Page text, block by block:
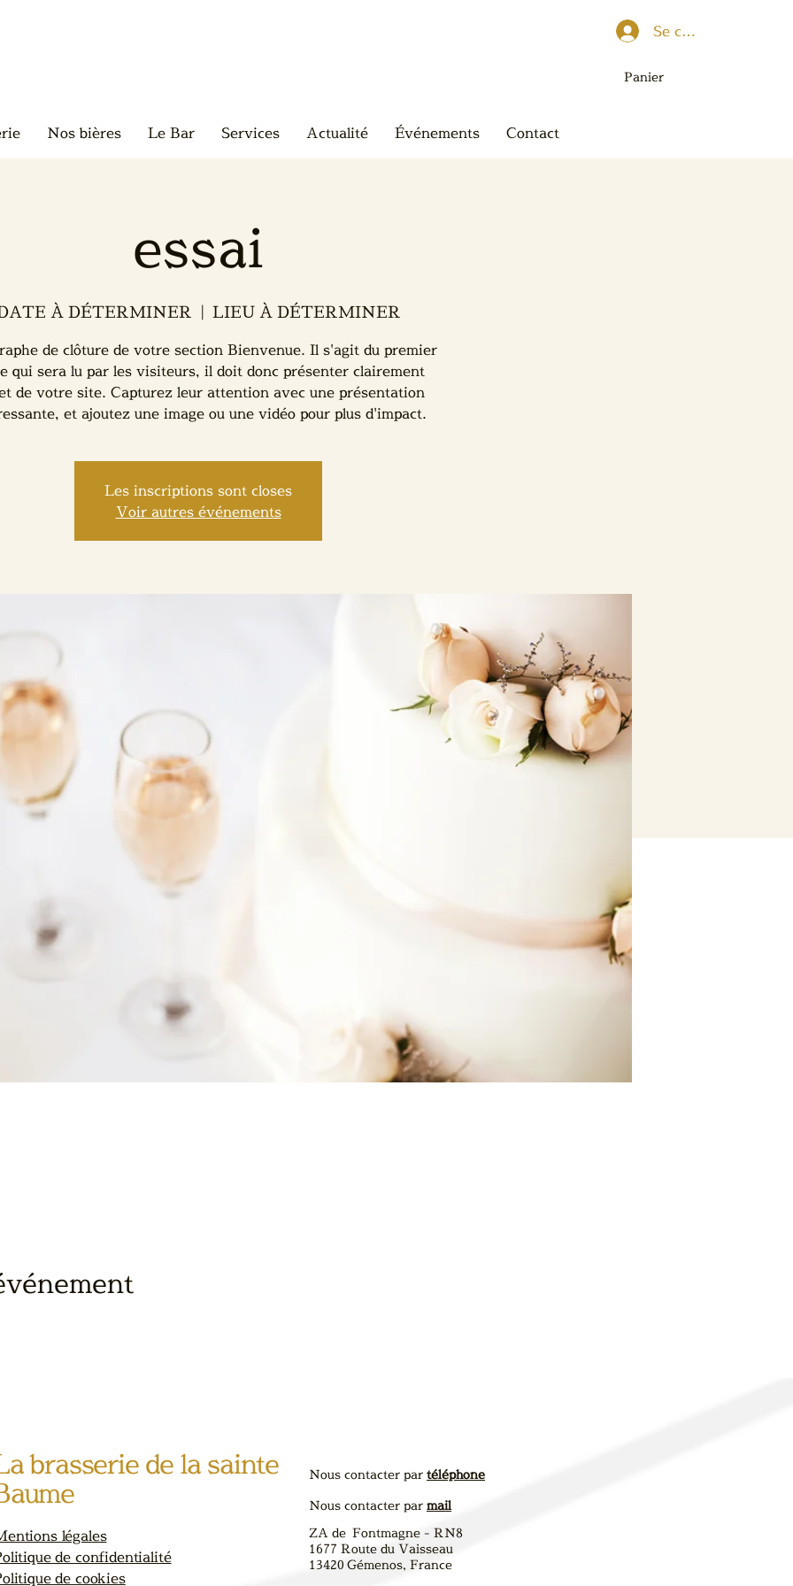
Se connecter
Panier
Nos bières Le Bar Services Actualité Événements Contact
essai
À DÉTERMINER
  |
LIEU À DÉTERMINER
de clôture de votre section Bienvenue. Il s'agit du premier
qui sera lu par les visiteurs, il doit donc présenter clairement
de votre site. Capturez leur attention avec une présentation
et ajoutez une image ou une vidéo pour plus d'impact.
Les inscriptions sont closes
Voir autres événements
brasserie de la sainte
légales
de confidentialité
de cookies
Nous contacter par téléphone
Nous contacter par mail
ZA de Fontmagne - RN8
1677 Route du Vaisseau
13420 Gémenos, France